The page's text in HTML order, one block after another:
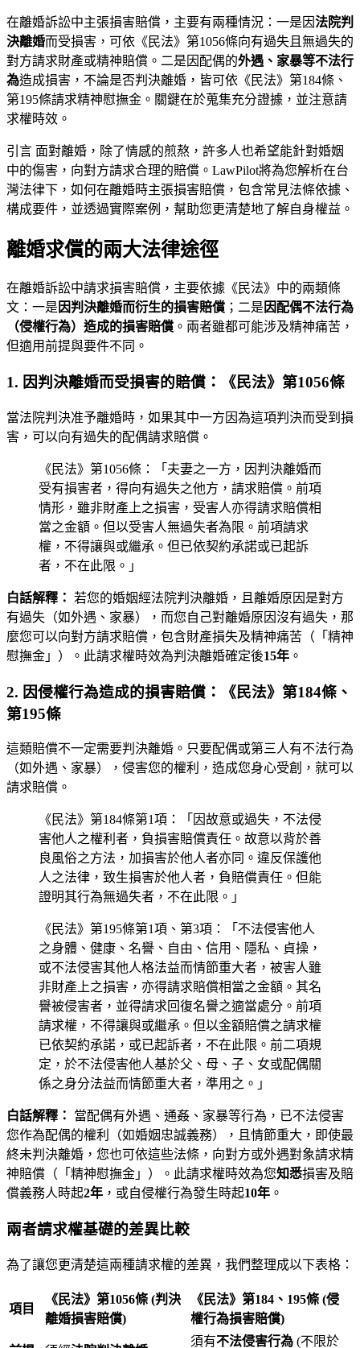
在離婚訴訟中主張損害賠償，主要有兩種情況：一是因法院判
決離婚而受損害，可依《民法》第1056條向有過失且無過失的
對方請求財產或精神賠償。二是因配偶的外遇、家暴等不法行
為造成損害，不論是否判決離婚，皆可依《民法》第184條、
第195條請求精神慰撫金。關鍵在於蒐集充分證據，並注意請
求權時效。
引言 面對離婚，除了情感的煎熬，許多人也希望能針對婚姻
中的傷害，向對方請求合理的賠償。LawPilot將為您解析在台
灣法律下，如何在離婚時主張損害賠償，包含常見法條依據、
構成要件，並透過實際案例，幫助您更清楚地了解自身權益。
離婚求償的兩大法律途徑
在離婚訴訟中請求損害賠償，主要依據《民法》中的兩類條
文：一是 因判決離婚而衍生的損害賠償 ；二是 因配偶不法行為
（侵權行為）造成的損害賠償 。兩者雖都可能涉及精神痛苦，
但適用前提與要件不同。
1. 因判決離婚而受損害的賠償：《民法》第1056條
當法院判決准予離婚時，如果其中一方因為這項判決而受到損
害，可以向有過失的配偶請求賠償。
《民法》第1056條：「夫妻之一方，因判決離婚而
受有損害者，得向有過失之他方，請求賠償。前項
情形，雖非財產上之損害，受害人亦得請求賠償相
當之金額。但以受害人無過失者為限。前項請求
權，不得讓與或繼承。但已依契約承諾或已起訴
者，不在此限。」
白話解釋： 若您的婚姻經法院判決離婚，且離婚原因是對方
有過失（如外遇、家暴），而您自己對離婚原因沒有過失，那
麼您可以向對方請求賠償，包含財產損失及精神痛苦（「精神
慰撫金」）。此請求權時效為判決離婚確定後15年 。
2. 因侵權行為造成的損害賠償：《民法》第184條、
第195條
這類賠償不一定需要判決離婚。只要配偶或第三人有不法行為
（如外遇、家暴），侵害您的權利，造成您身心受創，就可以
請求賠償。
《民法》第184條第1項：「因故意或過失，不法侵
害他人之權利者，負損害賠償責任。故意以背於善
良風俗之方法，加損害於他人者亦同。違反保護他
人之法律，致生損害於他人者，負賠償責任。但能
證明其行為無過失者，不在此限。」
《民法》第195條第1項、第3項：「不法侵害他人
之身體、健康、名譽、自由、信用、隱私、貞操，
或不法侵害其他人格法益而情節重大者，被害人雖
非財產上之損害，亦得請求賠償相當之金額。其名
譽被侵害者，並得請求回復名譽之適當處分。前項
請求權，不得讓與或繼承。但以金額賠償之請求權
已依契約承諾，或已起訴者，不在此限。前二項規
定，於不法侵害他人基於父、母、子、女或配偶關
係之身分法益而情節重大者，準用之。」
白話解釋：
當配偶有外遇、通姦、家暴等行為，已不法侵害
您作為配偶的權利（如婚姻忠誠義務），且情節重大，即使最
終未判決離婚，您也可依這些法條，向對方或外遇對象請求精
神賠償（「精神慰撫金」）。此請求權時效為您知悉損害及賠
償義務人時起2年 ，或自侵權行為發生時起10年 。
兩者請求權基礎的差異比較
為了讓您更清楚這兩種請求權的差異，我們整理成以下表格：
項目
《民法》第1056條 (判決
離婚損害賠償)
《民法》第184、195條 (侵
權行為損害賠償)
須有不法侵害行為 (不限於